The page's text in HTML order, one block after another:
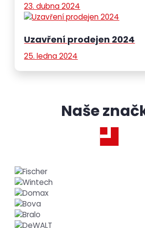
23. dubna 2024
Uzavření prodejen 2024
25. ledna 2024
Naše